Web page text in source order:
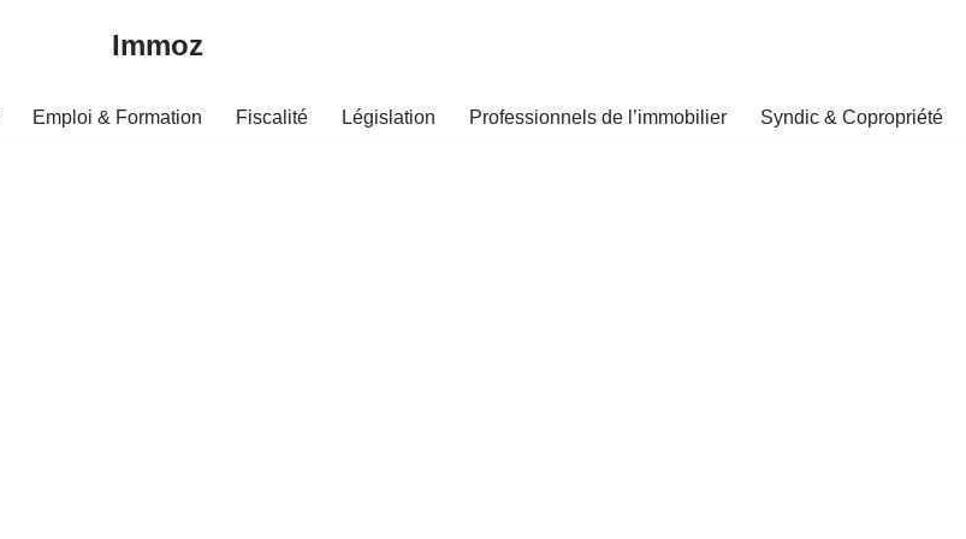
Immoz
Emploi & Formation Fiscalité Législation Professionnels de l’immobilier Syndic & Copropriété